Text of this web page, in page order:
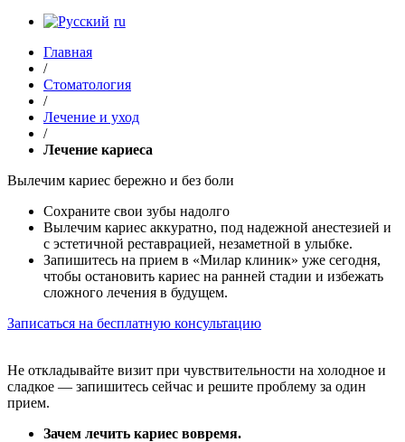
ru
Главная
/
Стоматология
/
Лечение и уход
/
Лечение кариеса
Вылечим кариес бережно и без боли
Сохраните свои зубы надолго
Вылечим кариес аккуратно, под надежной анестезией и
с эстетичной реставрацией, незаметной в улыбке.
Запишитесь на прием в «Милар клиник» уже сегодня,
чтобы остановить кариес на ранней стадии и избежать
сложного лечения в будущем.
Записаться на бесплатную консультацию
Не откладывайте визит при чувствительности на холодное и
сладкое — запишитесь сейчас и решите проблему за один
прием.
Зачем лечить кариес вовремя.